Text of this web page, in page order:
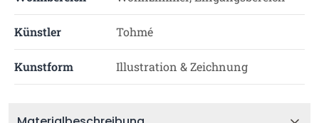
Künstler Tohmé
Kunstform Illustration & Zeichnung